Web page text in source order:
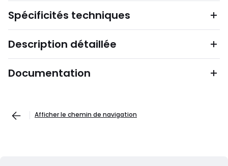
Spécificités techniques
Description détaillée
Documentation
Afficher le chemin de navigation